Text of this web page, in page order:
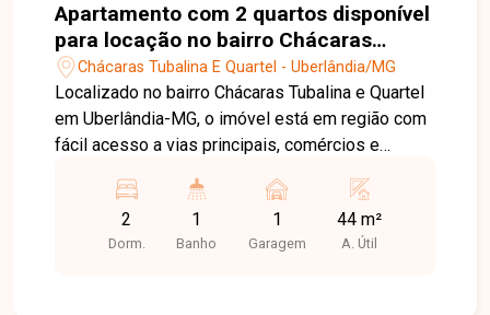
Apartamento com 2 quartos disponível
para locação no bairro Chácaras
Tubalina E Quartel em Uberlândia-MG
Chácaras Tubalina E Quartel - Uberlândia/MG
Localizado no bairro Chácaras Tubalina e Quartel
em Uberlândia-MG, o imóvel está em região com
fácil acesso a vias principais, comércios e
O apartamento é novo primeira locação no
segundo piso apenas um lance de escada,
composto por sala em 2 ambientes, cozinha, área
2
Dorm.
1
Banho
1
Garagem
44 m²
A. Útil